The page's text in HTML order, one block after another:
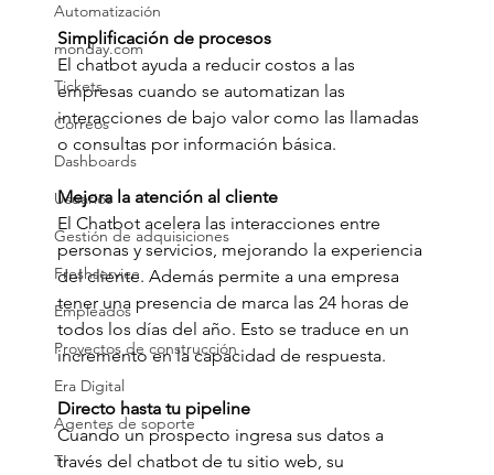
Automatización
monday.com
Tickets
Correos
Dashboards
Usuarios
Gestión de adquisiciones
Freshservice
Empleados
Proyectos de construcción
Era Digital
Agentes de soporte
TI
Simplificación de procesos
El chatbot ayuda a reducir costos a las
empresas cuando se automatizan las
interacciones de bajo valor como las llamadas
o consultas por información básica.
Mejora la atención al cliente
El Chatbot acelera las interacciones entre
personas y servicios, mejorando la experiencia
del cliente. Además permite a una empresa
tener una presencia de marca las 24 horas de
todos los días del año. Esto se traduce en un
incremento en la capacidad de respuesta.
Directo hasta tu pipeline
Cuando un prospecto ingresa sus datos a
través del chatbot de tu sitio web, su